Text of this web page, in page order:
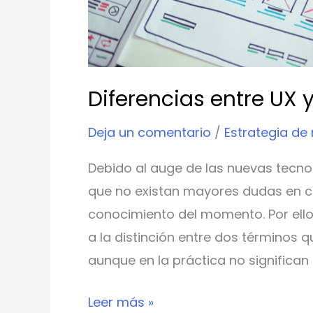
Diferencias entre UX
Deja un comentario / Estrategia de
Debido al auge de las nuevas
que no existan mayores dudas en
conocimiento del momento. Por
a la distinción entre dos términos
aunque en la práctica no significan
Leer más »